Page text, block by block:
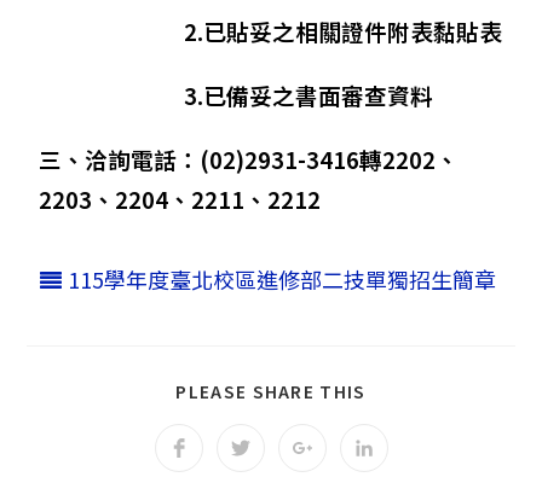
2.已貼妥之相關證件附表黏貼表
3.已備妥之書面審查資料
三、 洽詢電話：(02)2931-3416轉2202、
2203、2204、2211、2212
115學年度臺北校區進修部二技單獨招生簡章
PLEASE SHARE THIS